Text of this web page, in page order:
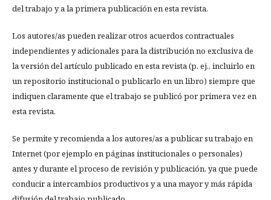
del trabajo y a la primera publicación en esta revista.
Los autores/as pueden realizar otros acuerdos contractuales
independientes y adicionales para la distribución no exclusiva de
la versión del artículo publicado en esta revista (p. ej., incluirlo en
un repositorio institucional o publicarlo en un libro) siempre que
indiquen claramente que el trabajo se publicó por primera vez en
esta revista.
Se permite y recomienda a los autores/as a publicar su trabajo en
Internet (por ejemplo en páginas institucionales o personales)
antes y durante el proceso de revisión y publicación, ya que puede
conducir a intercambios productivos y a una mayor y más rápida